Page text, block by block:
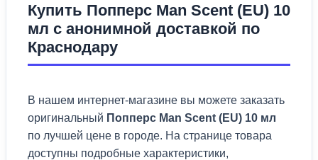
Купить Попперс Man Scent (EU) 10
мл с анонимной доставкой по
Краснодару
В нашем интернет-магазине вы можете заказать
оригинальный Попперс Man Scent (EU) 10 мл
по лучшей цене в городе. На странице товара
доступны подробные характеристики,